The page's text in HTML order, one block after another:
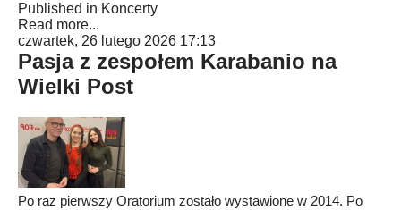
Published in Koncerty
Read more...
czwartek, 26 lutego 2026 17:13
Pasja z zespołem Karabanio na
Wielki Post
Po raz pierwszy Oratorium zostało wystawione w 2014. Po